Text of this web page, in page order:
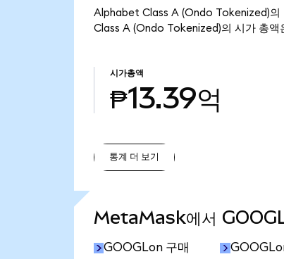
Alphabet Class A (Ondo Tokenized)의
Class A (Ondo Tokenized)의 시가 총액
시가총액
₱13.39억
통계 더 보기
MetaMask에서
GOOGLon 구매